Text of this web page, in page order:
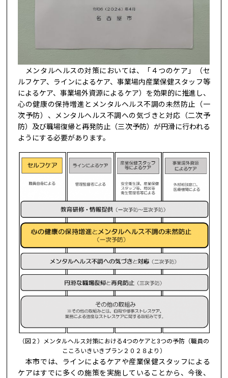
メンタルヘルスの対策においては、「４つのケア」（セ
ルフケア、ラインによるケア、事業場内産業保健スタッフ等
によるケア、事業場外資源によるケア）を効果的に推進し、
心の健康の保持増進とメンタルヘルス不調の未然防止（一
次予防）、メンタルヘルス不調への気づきと対応（二次予
防）及び職場復帰と再発防止（三次予防）が円滑に行われる
ようにする必要があります。
（図２）メンタルヘルス対策における4つのケアと3つの予防（職員の
こころいきいきプラン２０２８より）
本市では、ラインによるケアや産業保健スタッフによる
ケアはすでに多くの施策を実施していることから、今後、